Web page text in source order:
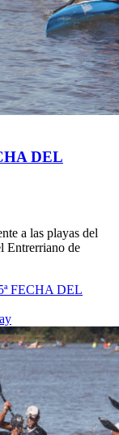
DEL
a las playas del
Entrerriano de
FECHA DEL